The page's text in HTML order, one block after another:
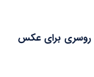
برای عکس